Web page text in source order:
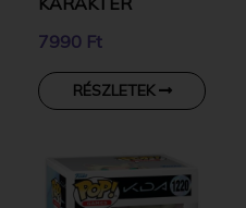
7990 Ft
RÉSZLETEK